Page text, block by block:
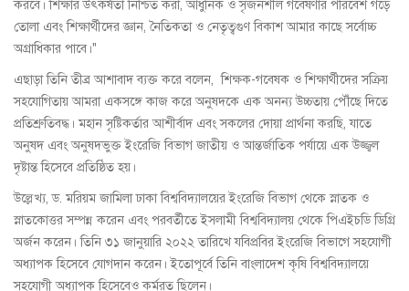
করবে। শিক্ষার উৎকর্ষতা নিশ্চিত করা, আধুনিক ও সৃজনশীল গবেষণার পরিবেশ গড়ে
তোলা এবং শিক্ষার্থীদের জ্ঞান, নৈতিকতা ও নেতৃত্বগুণ বিকাশ আমার কাছে সর্বোচ্চ
অগ্রাধিকার পাবে।"
এছাড়া তিনি তীব্র আশাবাদ ব্যক্ত করে বলেন, শিক্ষক-গবেষক ও শিক্ষার্থীদের সক্রিয়
সহযোগিতায় আমরা একসঙ্গে কাজ করে অনুষদকে এক অনন্য উচ্চতায় পৌঁছে দিতে
প্রতিশ্রুতিবদ্ধ। মহান সৃষ্টিকর্তার আশীর্বাদ এবং সকলের দোয়া প্রার্থনা করছি, যাতে
অনুষদ এবং অনুষদভুক্ত ইংরেজি বিভাগ জাতীয় ও আন্তর্জাতিক পর্যায়ে এক উজ্জ্বল
দৃষ্টান্ত হিসেবে প্রতিষ্ঠিত হয়।
উল্লেখ্য, ড. মরিয়ম জামিলা ঢাকা বিশ্ববিদ্যালয়ের ইংরেজি বিভাগ থেকে স্নাতক ও
স্নাতকোত্তর সম্পন্ন করেন এবং পরবর্তীতে ইসলামী বিশ্ববিদ্যালয় থেকে পিএইচডি ডিগ্রি
অর্জন করেন। তিনি ৩১ জানুয়ারি ২০২২ তারিখে যবিপ্রবির ইংরেজি বিভাগে সহযোগী
অধ্যাপক হিসেবে যোগদান করেন। ইতোপূর্বে তিনি বাংলাদেশ কৃষি বিশ্ববিদ্যালয়ে
সহযোগী অধ্যাপক হিসেবেও কর্মরত ছিলেন।